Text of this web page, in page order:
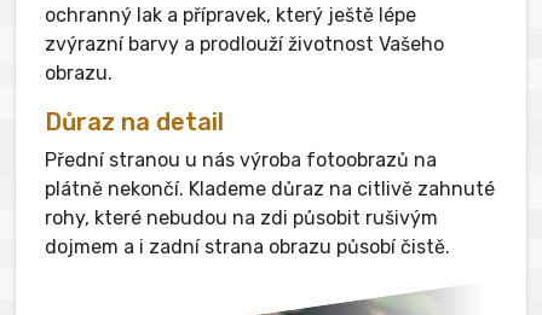
ochranný lak a přípravek, který ještě lépe
zvýrazní barvy a prodlouží životnost Vašeho
obrazu.
Důraz na detail
Přední stranou u nás výroba fotoobrazů na
plátně nekončí. Klademe důraz na citlivě zahnuté
rohy, které nebudou na zdi působit rušivým
dojmem a i zadní strana obrazu působí čistě.